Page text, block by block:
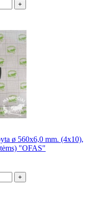
+
ø 560x6,0 mm. (4x10),
"OFAS"
+